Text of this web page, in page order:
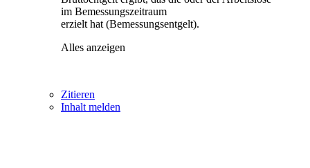
im Bemessungszeitraum
erzielt hat (Bemessungsentgelt).
Alles anzeigen
Zitieren
Inhalt melden